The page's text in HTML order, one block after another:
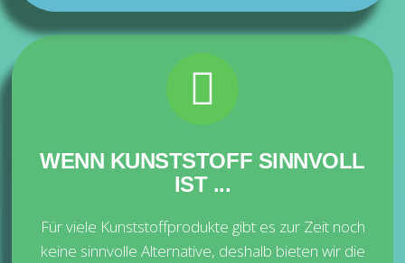
WENN KUNSTSTOFF SINNVOLL
IST ...
Für viele Kunststoffprodukte gibt es zur Zeit noch
keine sinnvolle Alternative, deshalb bieten wir die